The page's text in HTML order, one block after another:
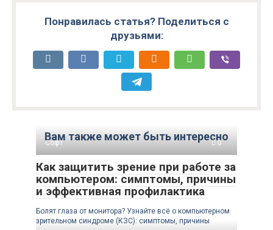
Понравилась статья? Поделиться с
друзьями:
Вам также может быть интересно
Софт 0
Как защитить зрение при работе за
компьютером: симптомы, причины
и эффективная профилактика
Болят глаза от монитора? Узнайте всё о компьютерном
зрительном синдроме (КЗС): симптомы, причины